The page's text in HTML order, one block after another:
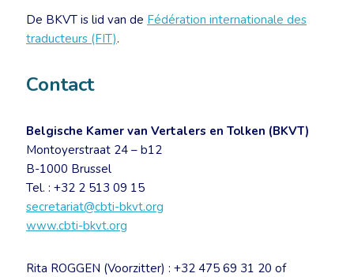
De BKVT is lid van de Fédération internationale des
traducteurs (FIT).
Contact
Belgische Kamer van Vertalers en Tolken (BKVT)
Montoyerstraat 24 – b12
B-1000 Brussel
Tel. : +32 2 513 09 15
secretariat@cbti-bkvt.org
www.cbti-bkvt.org
Rita ROGGEN (Voorzitter) : +32 475 69 31 20 of